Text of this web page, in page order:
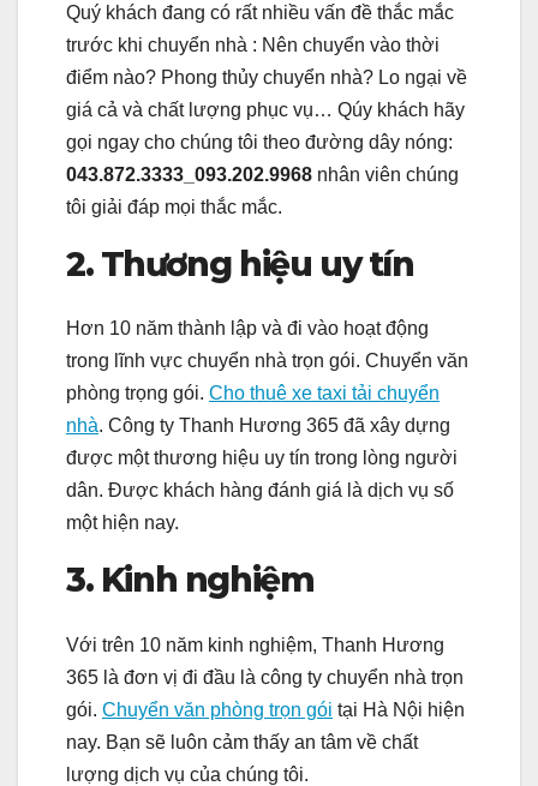
Quý khách đang có rất nhiều vấn đề thắc mắc
trước khi chuyển nhà : Nên chuyển vào thời
điểm nào? Phong thủy chuyển nhà? Lo ngại về
giá cả và chất lượng phục vụ… Qúy khách hãy
gọi ngay cho chúng tôi theo đường dây nóng:
043.872.3333_093.202.9968 nhân viên chúng
tôi giải đáp mọi thắc mắc.
2. Thương hiệu uy tín
Hơn 10 năm thành lập và đi vào hoạt động
trong lĩnh vực chuyển nhà trọn gói. Chuyển văn
phòng trọng gói. Cho thuê xe taxi tải chuyển
nhà. Công ty Thanh Hương 365 đã xây dựng
được một thương hiệu uy tín trong lòng người
dân. Được khách hàng đánh giá là dịch vụ số
một hiện nay.
3. Kinh nghiệm
Với trên 10 năm kinh nghiệm, Thanh Hương
365 là đơn vị đi đầu là công ty chuyển nhà trọn
gói. Chuyển văn phòng trọn gói tại Hà Nội hiện
nay. Bạn sẽ luôn cảm thấy an tâm về chất
lượng dịch vụ của chúng tôi.